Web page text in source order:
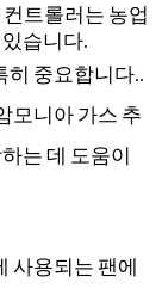
트롤러는 농업
습니다.
중요합니다..
모니아 가스 추
는 데 도움이
사용되는 팬에